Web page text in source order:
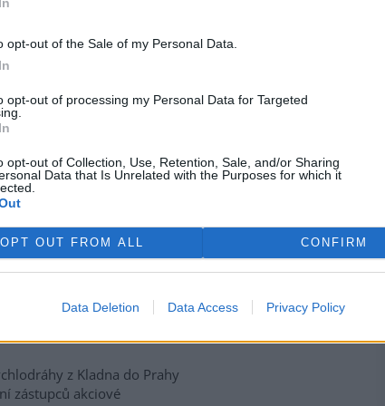
opt-out of the Sale of my Personal Data.
opt-out of processing my Personal Data for Targeted
opt-out of Collection, Use, Retention, Sale, and/or Sharing
Data that Is Unrelated with the Purposes for which it
OPT OUT FROM ALL CONFIRM
Data Deletion Data Access Privacy Policy
vznikl počátkem tohoto
v Litoměřicích. Jak pro ČIA
prostředí OÚ, park se
a má výměru necelých
se zřejmě zpozdí
Třeboňsku zahájí
měsíců později, než
by se měl v budoucnu
Opatovický a Svět.
vybudování
z Kladna do Prahy
zástupců akciové